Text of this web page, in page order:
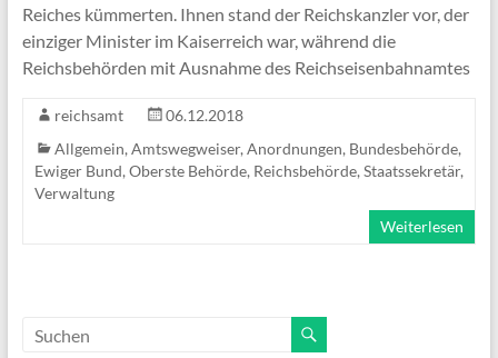
Reiches kümmerten. Ihnen stand der Reichskanzler vor, der
einziger Minister im Kaiserreich war, während die
Reichsbehörden mit Ausnahme des Reichseisenbahnamtes
reichsamt
06.12.2018
Allgemein, Amtswegweiser, Anordnungen, Bundesbehörde,
Ewiger Bund, Oberste Behörde, Reichsbehörde, Staatssekretär,
Verwaltung
Weiterlesen